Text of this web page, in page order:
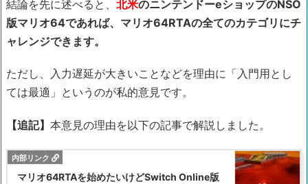
結論を先に述べると、 北米のニンテンドーeショップのNSO
版マリオ64であれば、マリオ64RTAの全てのカテゴリにチ
ャレンジできます。
ただし、入力遅延が大きいことなどを理由に「入門用とし
ては最適」というのが私的意見です。
【追記】 本意見の理由を以下の記事で解説しました。
マリオ64RTAを始めたいけどSwitch Online版